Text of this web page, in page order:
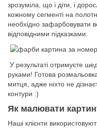
зрозуміла, що і діти, і
кожному сегменті на
необхідно зафарбовувати
відповідними підказками.
У результаті отримуєте
руками! Готова
митця, адже ніхто не
контури :)
Як малювати
Наші клієнти